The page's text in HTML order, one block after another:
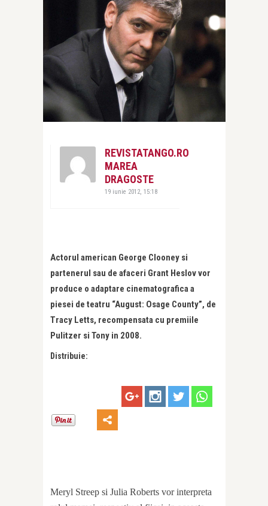
REVISTATANGO.RO
MAREA
DRAGOSTE
19 iunie 2012, 15:18
Actorul american George Clooney si
partenerul sau de afaceri Grant Heslov vor
produce o adaptare cinematografica a
piesei de teatru “August: Osage County”, de
Tracy Letts, recompensata cu premiile
Pulitzer si Tony in 2008.
Distribuie:
Meryl Streep si Julia Roberts vor interpreta